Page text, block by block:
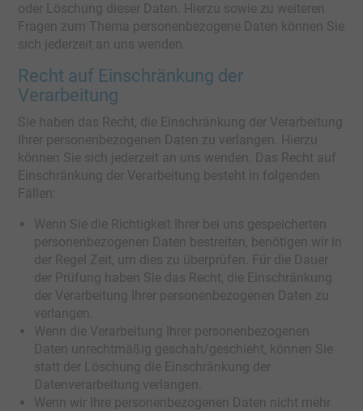
oder Löschung dieser Daten. Hierzu sowie zu weiteren
Fragen zum Thema personenbezogene Daten können Sie
sich jederzeit an uns wenden.
Recht auf Einschränkung der
Verarbeitung
Sie haben das Recht, die Einschränkung der Verarbeitung
Ihrer personenbezogenen Daten zu verlangen. Hierzu
können Sie sich jederzeit an uns wenden. Das Recht auf
Einschränkung der Verarbeitung besteht in folgenden
Fällen:
Wenn Sie die Richtigkeit Ihrer bei uns gespeicherten
personenbezogenen Daten bestreiten, benötigen wir in
der Regel Zeit, um dies zu überprüfen. Für die Dauer
der Prüfung haben Sie das Recht, die Einschränkung
der Verarbeitung Ihrer personenbezogenen Daten zu
verlangen.
Wenn die Verarbeitung Ihrer personenbezogenen
Daten unrechtmäßig geschah/geschieht, können Sie
statt der Löschung die Einschränkung der
Datenverarbeitung verlangen.
Wenn wir Ihre personenbezogenen Daten nicht mehr